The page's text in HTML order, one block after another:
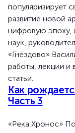
популяризирует
развитие новой
цифровую эпоху,
наук,
«Гнёздово»
работы, лекции и
статьи.
Как
Часть 3
«Река Хронос»